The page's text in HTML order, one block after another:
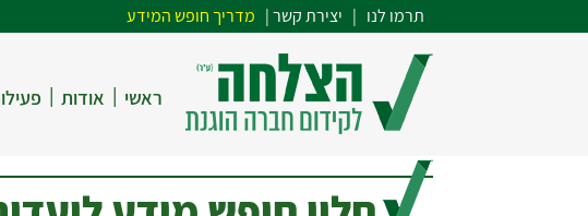
תרמו לנו | יצירת קשר| מדריך חופש המידע
ראשי | אודות |